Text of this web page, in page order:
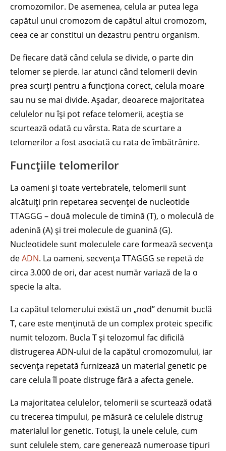
cromozomilor. De asemenea, celula ar putea lega
capătul unui cromozom de capătul altui cromozom,
ceea ce ar constitui un dezastru pentru organism.
De fiecare dată când celula se divide, o parte din
telomer se pierde. Iar atunci când telomerii devin
prea scurți pentru a funcționa corect, celula moare
sau nu se mai divide. Așadar, deoarece majoritatea
celulelor nu își pot reface telomerii, aceștia se
scurtează odată cu vârsta. Rata de scurtare a
telomerilor a fost asociată cu rata de îmbătrânire.
Funcțiile telomerilor
La oameni și toate vertebratele, telomerii sunt
alcătuiți prin repetarea secvenței de nucleotide
TTAGGG – două molecule de timină (T), o moleculă de
adenină (A) și trei molecule de guanină (G).
Nucleotidele sunt moleculele care formează secvența
deADN. La oameni, secvența TTAGGG se repetă de
circa 3.000 de ori, dar acest număr variază de la o
specie la alta.
La capătul telomerului există un „nod” denumit buclă
T, care este menținută de un complex proteic specific
numit telozom. Bucla T și telozomul fac dificilă
distrugerea ADN-ului de la capătul cromozomului, iar
secvența repetată furnizează un material genetic pe
care celula îl poate distruge fără a afecta genele.
La majoritatea celulelor, telomerii se scurtează odată
cu trecerea timpului, pe măsură ce celulele distrug
materialul lor genetic. Totuși, la unele celule, cum
sunt celulele stem, care generează numeroase tipuri